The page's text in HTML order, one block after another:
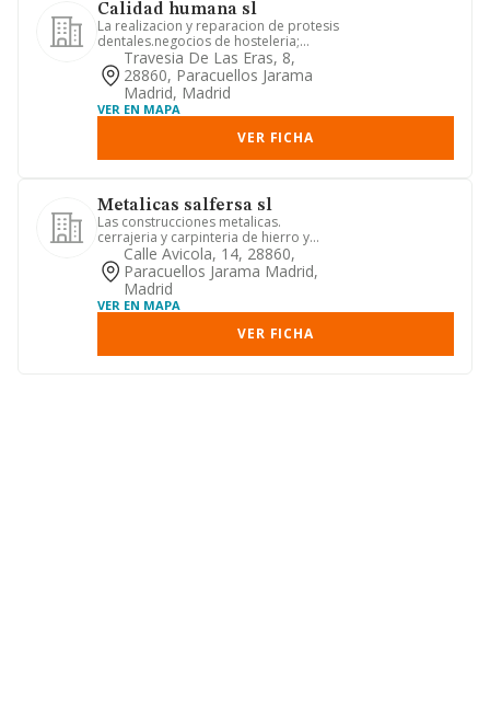
Calidad humana sl
La realizacion y reparacion de protesis
dentales.negocios de hosteleria;
restaurantes, cafeterias, ...
Travesia De Las Eras, 8,
28860, Paracuellos Jarama
Madrid, Madrid
VER EN MAPA
VER FICHA
Metalicas salfersa sl
Las construcciones metalicas.
cerrajeria y carpinteria de hierro y
aluminio. la adquisicion, enajen...
Calle Avicola, 14, 28860,
Paracuellos Jarama Madrid,
Madrid
VER EN MAPA
VER FICHA